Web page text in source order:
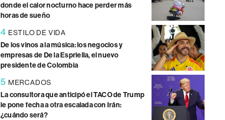
donde el calor nocturno hace perder más
horas de sueño
4 ESTILO DE VIDA
De los vinos a la música: los negocios y
empresas de De la Espriella, el nuevo
presidente de Colombia
5 MERCADOS
La consultora que anticipó el TACO de Trump
le pone fecha a otra escalada con Irán:
¿cuándo será?